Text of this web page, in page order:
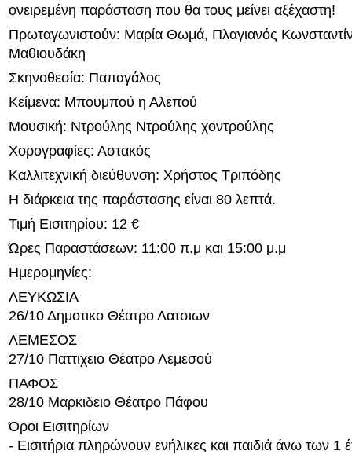
ονειρεμένη παράσταση που θα τους μείνει αξέχαστη!
Πρωταγωνιστούν: Μαρία Θωμά, Πλαγιανός
Μαθιουδάκη
Σκηνοθεσία: Παπαγάλος
Κείμενα: Μπουμπού η Αλεπού
Μουσική: Ντρούλης Ντρούλης χοντρούλης
Χορογραφίες: Αστακός
Καλλιτεχνική διεύθυνση: Χρήστος Τριπόδης
Η διάρκεια της παράστασης είναι 80 λεπτά.
Τιμή Εισιτηρίου: 12 €
Ώρες Παραστάσεων: 11:00 π.μ και 15:00 μ.μ
Ημερομηνίες:
ΛΕΥΚΩΣΙΑ
26/10 Δημοτικο Θέατρο Λατσιων
ΛΕΜΕΣΟΣ
27/10 Παττιχειο Θέατρο Λεμεσού
ΠΑΦΟΣ
28/10 Μαρκιδειο Θέατρο Πάφου
Όροι Εισιτηρίων
- Εισιτήρια πληρώνουν ενήλικες και παιδιά άνω των 1